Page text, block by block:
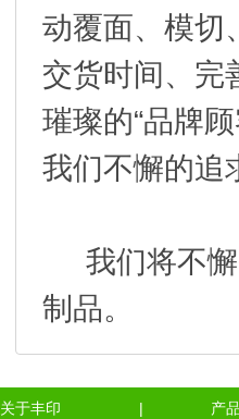
动覆面、模切
交货时间、完
璀璨的“品牌
我们不懈的追
我们将不懈
制品。
关于丰印 | 产